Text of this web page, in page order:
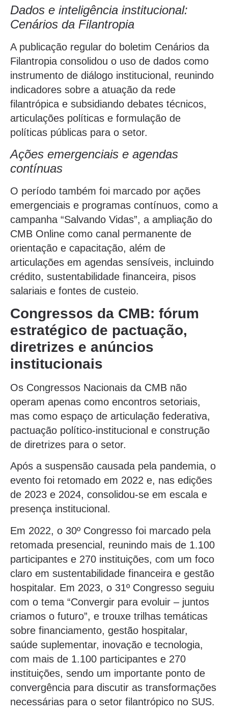
Dados e inteligência institucional:
Cenários da Filantropia
A publicação regular do boletim Cenários da
Filantropia consolidou o uso de dados como
instrumento de diálogo institucional, reunindo
indicadores sobre a atuação da rede
filantrópica e subsidiando debates técnicos,
articulações políticas e formulação de
políticas públicas para o setor.
Ações emergenciais e agendas
contínuas
O período também foi marcado por ações
emergenciais e programas contínuos, como a
campanha “Salvando Vidas”, a ampliação do
CMB Online como canal permanente de
orientação e capacitação, além de
articulações em agendas sensíveis, incluindo
crédito, sustentabilidade financeira, pisos
salariais e fontes de custeio.
Congressos da CMB: fórum
estratégico de pactuação,
diretrizes e anúncios
institucionais
Os Congressos Nacionais da CMB não
operam apenas como encontros setoriais,
mas como espaço de articulação federativa,
pactuação político-institucional e construção
de diretrizes para o setor.
Após a suspensão causada pela pandemia, o
evento foi retomado em 2022 e, nas edições
de 2023 e 2024, consolidou-se em escala e
presença institucional.
Em 2022, o 30º Congresso foi marcado pela
retomada presencial, reunindo mais de 1.100
participantes e 270 instituições, com um foco
claro em sustentabilidade financeira e gestão
hospitalar. Em 2023, o 31º Congresso seguiu
com o tema “Convergir para evoluir – juntos
criamos o futuro”, e trouxe trilhas temáticas
sobre financiamento, gestão hospitalar,
saúde suplementar, inovação e tecnologia,
com mais de 1.100 participantes e 270
instituições, sendo um importante ponto de
convergência para discutir as transformações
necessárias para o setor filantrópico no SUS.